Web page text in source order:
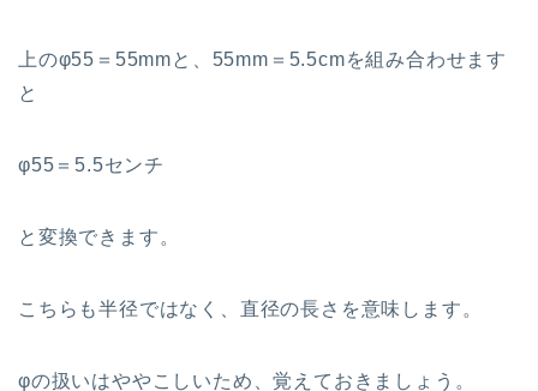
上のφ55＝55mmと、55mm＝5.5cmを組み合わせます
と
φ55＝5.5センチ
と変換できます。
こちらも半径ではなく、直径の長さを意味します。
φの扱いはややこしいため、覚えておきましょう。